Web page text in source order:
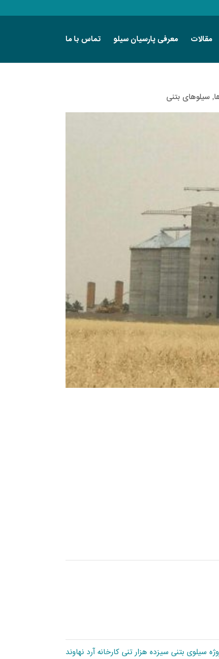
مقالات معرفی پارسیان سیلو تماس با ما
, سیلوهای بتنی
سیلوی بتنی سیزده هزار تنی کارخانه آرد نهاوند